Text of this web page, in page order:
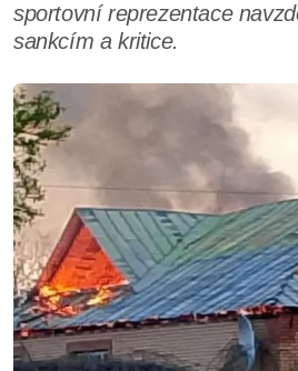
sportovní reprezentace
sankcím a kritice.